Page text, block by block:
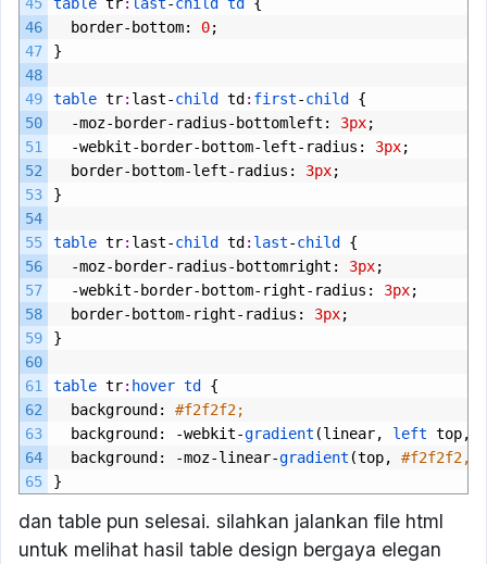
46
47
48
49
50
51
52
53
54
55
56
57
58
59
60
61
62
63
64
65
border- bottom: 0;
}
table tr: last-child td : first-child
{
-moz- border- radius- bottomleft : 3px;
-webkit- border- bottom-left- radius : 3px;
border- bottom-left- radius : 3px;
}
table tr: last-child td : last-child
{
-moz- border- radius- bottomright : 3px;
-webkit- border- bottom- right- radius : 3px;
border- bottom- right- radius : 3px;
}
table tr: hover td
{
background :
#f2f2f2;
background : -webkit-gradient (linear, left top,
background : -moz-linear-gradient (top,
#f2f2f2,
}
dan table pun selesai. silahkan jalankan file html
untuk melihat hasil table design bergaya elegan